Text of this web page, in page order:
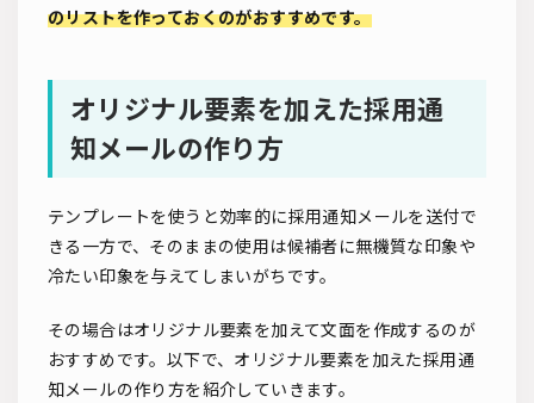
のリストを作っておくのがおすすめです。
オリジナル要素を加えた採用通
知メールの作り方
テンプレートを使うと効率的に採用通知メールを送付で
きる一方で、そのままの使用は候補者に無機質な印象や
冷たい印象を与えてしまいがちです。
その場合はオリジナル要素を加えて文面を作成するのが
おすすめです。以下で、オリジナル要素を加えた採用通
知メールの作り方を紹介していきます。